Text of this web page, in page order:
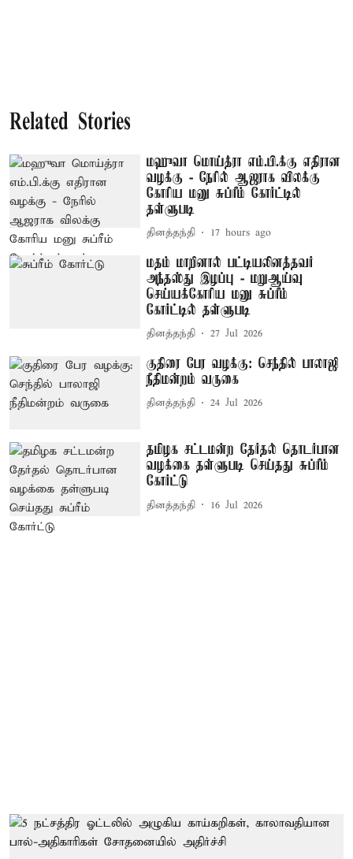
Related Stories
மஹுவா மொய்த்ரா எம்.பி.க்கு எதிரான
வழக்கு - நேரில் ஆஜராக விலக்கு
கோரிய மனு சுப்ரீம் கோர்ட்டில்
தள்ளுபடி
தினத்தந்தி 17 hours ago
மதம் மாறினால் பட்டியலினத்தவர்
அந்தஸ்து இழப்பு - மறுஆய்வு
செய்யக்கோரிய மனு சுப்ரீம்
கோர்ட்டில் தள்ளுபடி
தினத்தந்தி 27 Jul 2026
குதிரை பேர வழக்கு: செந்தில் பாலாஜி
நீதிமன்றம் வருகை
தினத்தந்தி 24 Jul 2026
தமிழக சட்டமன்ற தேர்தல் தொடர்பான
வழக்கை தள்ளுபடி செய்தது சுப்ரீம்
கோர்ட்டு
தினத்தந்தி 16 Jul 2026